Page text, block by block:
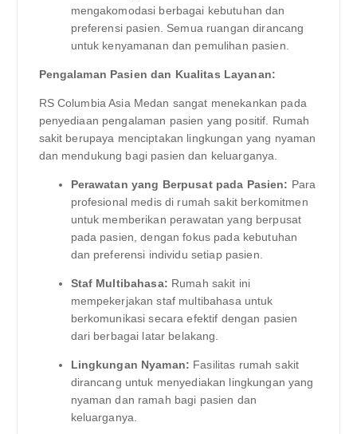
mengakomodasi berbagai kebutuhan dan
preferensi pasien. Semua ruangan dirancang
untuk kenyamanan dan pemulihan pasien.
Pengalaman Pasien dan Kualitas Layanan:
RS Columbia Asia Medan sangat menekankan pada
penyediaan pengalaman pasien yang positif. Rumah
sakit berupaya menciptakan lingkungan yang nyaman
dan mendukung bagi pasien dan keluarganya.
Perawatan yang Berpusat pada Pasien: Para
profesional medis di rumah sakit berkomitmen
untuk memberikan perawatan yang berpusat
pada pasien, dengan fokus pada kebutuhan
dan preferensi individu setiap pasien.
Staf Multibahasa: Rumah sakit ini
mempekerjakan staf multibahasa untuk
berkomunikasi secara efektif dengan pasien
dari berbagai latar belakang.
Lingkungan Nyaman: Fasilitas rumah sakit
dirancang untuk menyediakan lingkungan yang
nyaman dan ramah bagi pasien dan
keluarganya.